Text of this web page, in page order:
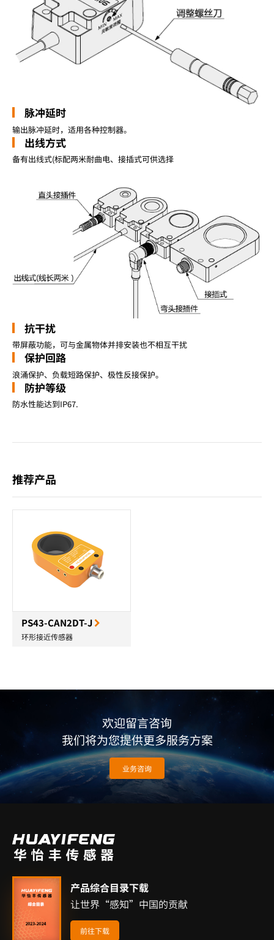
脉冲延时
输出脉冲延时，适用各种控制器。
出线方式
备有出线式(标配两米耐曲电、接插式可供选择
抗干扰
带屏蔽功能，可与金属物体并排安装也不相互干扰
保护回路
浪涌保护、负载短路保护、极性反接保护。
防护等级
防水性能达到IP67.
推荐产品
PS43-CAN2DT-J
环形接近传感器
欢迎留言咨询
我们将为您提供更多服务方案
业务咨询
产品综合目录下载
让世界“感知”中国的贡献
前往下载